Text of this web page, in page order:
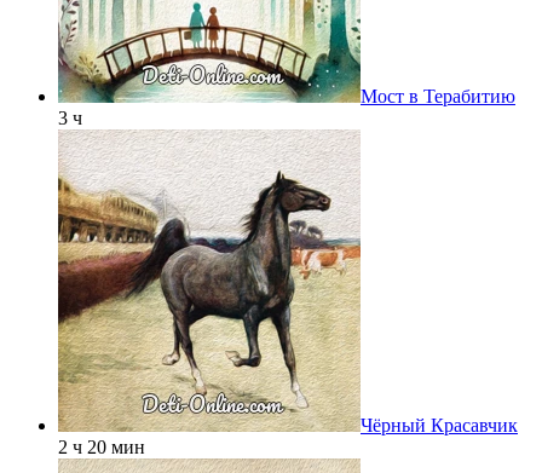
Мост в Терабитию
3 ч
Чёрный Красавчик
2 ч 20 мин